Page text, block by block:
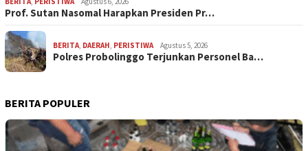
Prof. Sutan Nasomal Harapkan Presiden Pr…
BERITA DAERAH PERISTIWA Agustus 5, 2026
Polres Probolinggo Terjunkan Personel Ba…
BERITA POPULER